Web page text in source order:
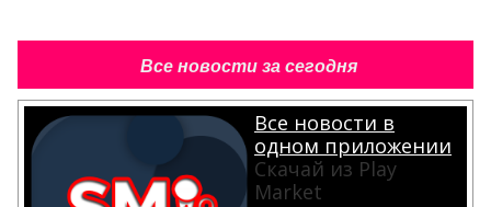
Все новости за сегодня
Все новости в
одном приложении
Скачай из Play
Market